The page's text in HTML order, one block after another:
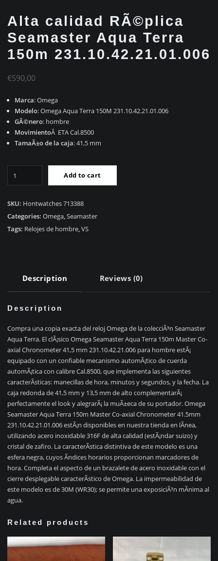
Alta calidad RÃ©plica
Seamaster Aqua Terra
150m 231.10.42.21.01.006
€590,00
Marca: Omega
Modelo: Omega Aqua Terra 150M 231.10.42.21.01.006
GÃ©nero: hombre
MovimientoÂ ETA Cal.8500
TamaÃ±o de la caja: 41,5 mm
Seamaster
Aqua
150m
Add to cart
SKU: Hontwatches 713388
Categories: Omega,Seamaster
Tags: Relojes de hombre,VS
Description Reviews (0)
Description
Compra una copia exacta del reloj Omega de la colecciÃ³n Seamaster
Aqua Terra. El clÃ¡sico Omega Seamaster Aqua Terra 150m Master Co-
axial Chronometer 41,5 mm 231.10.42.21.006 para hombre estÃ¡
equipado con un confiable mecanismo automÃ¡tico de cuerda
automÃ¡tica con calibre Cal.8500, que implementa las siguientes
caracterÃ­sticas: manecillas de hora, minutos y segundos, y la fecha. La
caja redonda de 41,5 mm y 13,5 mm de alto complementarÃ¡
perfectamente el look y alegrarÃ¡ la muÃ±eca de su portador. Omega
Seamaster Aqua Terra 150m Master Co-axial Chronometer 41.5mm
231.10.42.21.01.006 estÃ¡n disponibles en nuestra tienda en lÃ­nea,
utilizando acero inoxidable 316F de alta calidad (estÃ¡ndar suizo) y
cristal de zafiro. La caracterÃ­stica distintiva de este modelo es una
esfera negra, cuyos Ã­ndices horarios proporcionan marcadores de
hora. Completa el aspecto de un brazalete de acero inoxidable con el
cierre desplegable caracterÃ­stico de Omega. La impermeabilidad de
este modelo es de 30M (WR30); se permite una exposiciÃ³n mÃ­nima al
agua.
Related products